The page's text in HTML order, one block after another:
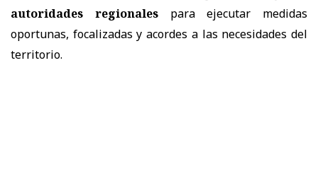
autoridades regionalespara ejecutar medidas
oportunas, focalizadas y acordes a las necesidades del
territorio.